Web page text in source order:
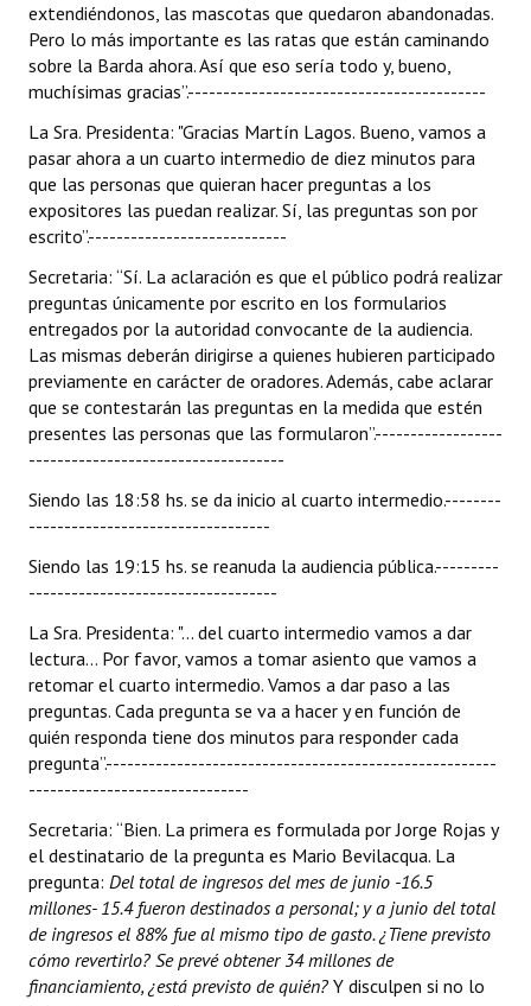
extendiéndonos, las mascotas que quedaron abandonadas.
Pero lo más importante es las ratas que están caminando
sobre la Barda ahora. Así que eso sería todo y, bueno,
muchísimas gracias”.------------------------------------------
La Sra. Presidenta: "Gracias Martín Lagos. Bueno, vamos a
pasar ahora a un cuarto intermedio de diez minutos para
que las personas que quieran hacer preguntas a los
expositores las puedan realizar. Sí, las preguntas son por
escrito”.----------------------------
Secretaria: “Sí. La aclaración es que el público podrá realizar
preguntas únicamente por escrito en los formularios
entregados por la autoridad convocante de la audiencia.
Las mismas deberán dirigirse a quienes hubieren participado
previamente en carácter de oradores. Además, cabe aclarar
que se contestarán las preguntas en la medida que estén
presentes las personas que las formularon”.------------------
------------------------------------
Siendo las 18:58 hs. se da inicio al cuarto intermedio.--------
----------------------------------
Siendo las 19:15 hs. se reanuda la audiencia pública.---------
-----------------------------------
La Sra. Presidenta: "... del cuarto intermedio vamos a dar
lectura... Por favor, vamos a tomar asiento que vamos a
retomar el cuarto intermedio. Vamos a dar paso a las
preguntas. Cada pregunta se va a hacer y en función de
quién responda tiene dos minutos para responder cada
pregunta”.-------------------------------------------------------
-------------------------------
Secretaria: “Bien. La primera es formulada por Jorge Rojas y
el destinatario de la pregunta es Mario Bevilacqua. La
pregunta: Del total de ingresos del mes de junio -16.5
millones- 15.4 fueron destinados a personal; y a junio del total
de ingresos el 88% fue al mismo tipo de gasto. ¿Tiene previsto
cómo revertirlo? Se prevé obtener 34 millones de
financiamiento, ¿está previsto de quién? Y disculpen si no lo